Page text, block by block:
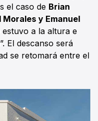
el caso de Brian
y Emanuel
a la altura e
El descanso será
se retomará entre el